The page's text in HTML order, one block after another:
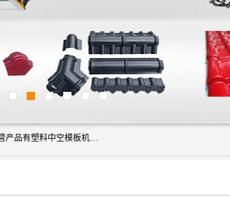
艾斯曼(张家港)技术工程设备有限公司是一家以新型建材生产设备生产制造，公司的主要经营产品有塑料中空模板机器、PET片材设备、可降解餐盒设备、树脂瓦设备、管材生产线、琉璃瓦设备等，艾斯曼机械在国内及国外享有较高盛誉拥有众多长期合作的老客户。